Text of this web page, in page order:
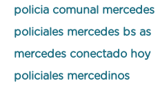
policia comunal mercedes
policiales mercedes bs as
mercedes conectado hoy
policiales mercedinos